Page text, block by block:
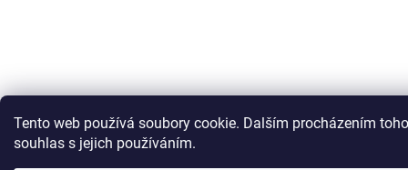
Tento web používá soubory cookie. Dalším procházením
souhlas s jejich používáním.